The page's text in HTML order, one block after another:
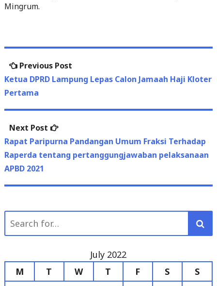
Mingrum.
Post
navigation
Previous PostPrevious
post:
Ketua DPRD Lampung Lepas Calon Jamaah Haji Kloter
Pertama
Next Post
Next
post:
Rapat Paripurna Pandangan Umum Fraksi Terhadap
Raperda tentang pertanggungjawaban pelaksanaan
APBD 2021
for:
July 2022
M
T W T F S
S